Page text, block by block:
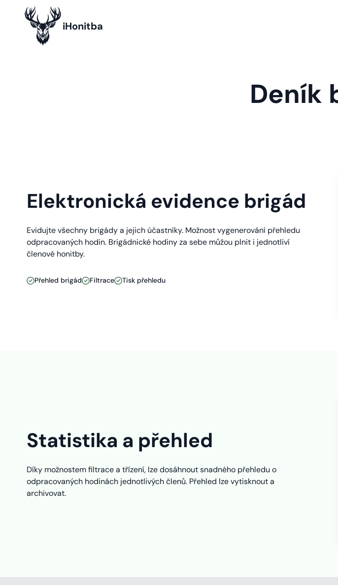
iHonitba
Deník
Elektronická evidence brigád
Evidujte všechny brigády a jejich účastníky. Možnost vygenerování přehledu
odpracovaných hodin. Brigádnické hodiny za sebe můžou plnit i jednotliví
členové honitby.
Přehled brigád Filtrace Tisk přehledu
Statistika a přehled
Díky možnostem filtrace a třízení, lze dosáhnout snadného přehledu o
odpracovaných hodinách jednotlivých členů. Přehled lze vytisknout a
archivovat.